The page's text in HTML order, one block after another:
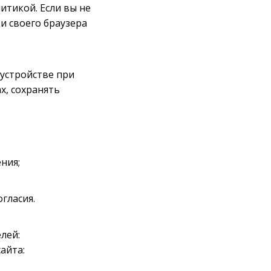
Если вы не
своего браузера
при
сохранять